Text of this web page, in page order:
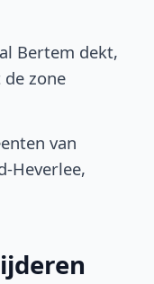
Bertem dekt,
zone
van
Heverlee,